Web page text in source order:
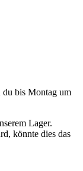
du bis Montag um
Lager.
könnte dies das